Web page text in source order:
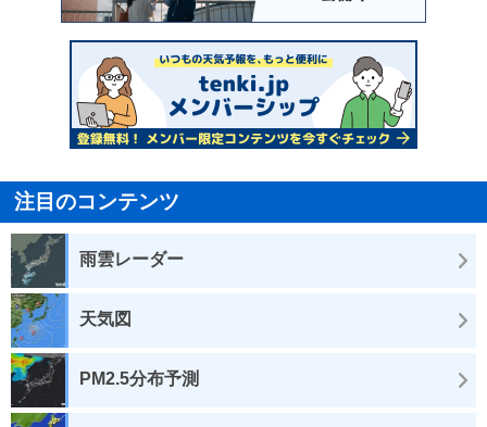
注目のコンテンツ
雨雲レーダー
天気図
PM2.5分布予測